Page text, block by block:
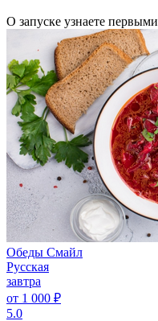
О запуске узнаете первыми
Обеды Смайл
Русская
завтра
от 1 000 ₽
5.0